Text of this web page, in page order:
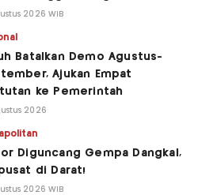
2026 WIB
Batalkan Demo Agustus-
Ajukan Empat
ke Pemerintah
2026
Diguncang Gempa Dangkal,
di Darat!
2026 WIB